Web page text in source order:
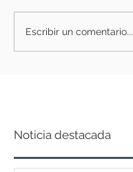
Escribir un comentario...
Noticia destacada